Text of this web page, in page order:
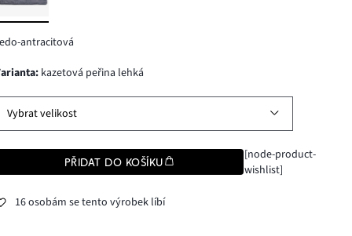
antracitová
varianta: kazetová peřina lehká
Vybrat velikost
PŘIDAT DO KOŠÍKU
[node-product-
wishlist]
16 osobám se tento výrobek líbí